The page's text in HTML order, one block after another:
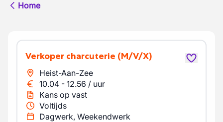
Home
Verkoper charcuterie (M/V/X)
Heist-Aan-Zee
10.04 - 12.56 / uur
Kans op vast
Voltijds
Dagwerk, Weekendwerk